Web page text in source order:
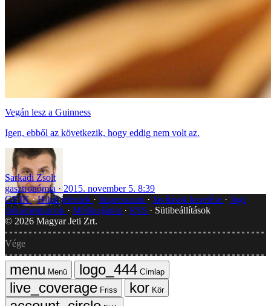
Vegán lesz a Guinness
Igen, ebből az következik, hogy eddig nem volt az.
Sarkadi Zsolt
gasztronómia
2015. november 5. 8:39
GYIK Hibát jelentek Impresszum Javítások kezelése
Jogi
dokumentumok
Médiaajánlat RSS
Sütibeállítások
© 2026 Magyar Jeti Zrt.
Vége
Menü
Címlap
Friss
Kör